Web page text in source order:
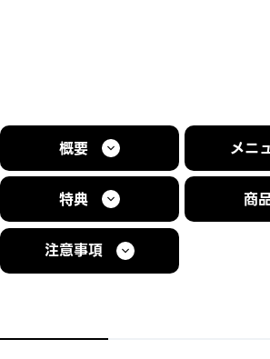
概要 メニ
特典 商
注意事項